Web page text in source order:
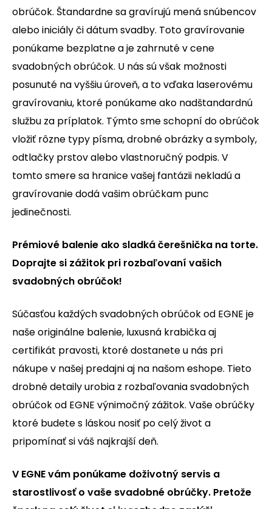
obrúčok. Štandardne sa gravírujú mená snúbencov
alebo iniciály či dátum svadby. Toto gravírovanie
ponúkame bezplatne a je zahrnuté v cene
svadobných obrúčok. U nás sú však možnosti
posunuté na vyššiu úroveň, a to vďaka laserovému
gravírovaniu, ktoré ponúkame ako nadštandardnú
službu za príplatok. Týmto sme schopní do obrúčok
vložiť rôzne typy písma, drobné obrázky a symboly,
odtlačky prstov alebo vlastnoručný podpis. V
tomto smere sa hranice vašej fantázii nekladú a
gravírovanie dodá vašim obrúčkam punc
jedinečnosti.
Prémiové balenie ako sladká čerešnička na torte.
Doprajte si zážitok pri rozbaľovaní vašich
svadobných obrúčok!
Súčasťou každých svadobných obrúčok od EGNE je
naše originálne balenie, luxusná krabička aj
certifikát pravosti, ktoré dostanete u nás pri
nákupe v našej predajni aj na našom eshope. Tieto
drobné detaily urobia z rozbaľovania svadobných
obrúčok od EGNE výnimočný zážitok. Vaše obrúčky
ktoré budete s láskou nosiť po celý život a
pripomínať si váš najkrajší deň.
V EGNE vám ponúkame doživotný servis a
starostlivosť o vaše svadobné obrúčky. Pretože